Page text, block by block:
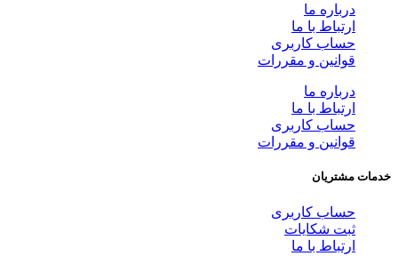
درباره ما
ارتباط با ما
حساب کاربری
قوانین و مقررات
درباره ما
ارتباط با ما
حساب کاربری
قوانین و مقررات
خدمات مشتریان
حساب کاربری
ثبت شکایات
ارتباط با ما